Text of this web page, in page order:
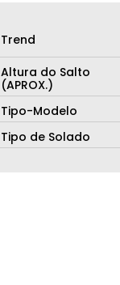
Trend
Altura do Salto
(APROX.)
Tipo-Modelo
Tipo de Solado